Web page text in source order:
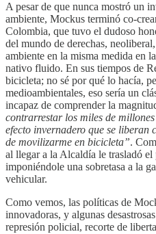
A pesar de que nunca mostró un
ambiente, Mockus terminó co-
Colombia, que tuvo el dudoso
del mundo de derechas,
ambiente en la misma medida en
nativo fluido. En sus tiempos de
bicicleta; no sé por qué lo hacía,
medioambientales, eso sería un
incapaz de comprender la
contrarrestar los miles de
efecto invernadero que se
de movilizarme en bicicleta”.
al llegar a la Alcaldía le trasladó el
imponiéndole una sobretasa a la
vehicular.
Como vemos, las políticas de
innovadoras, y algunas
represión policial, recorte de